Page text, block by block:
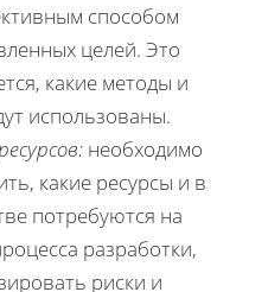
способом
целей. Это
какие методы и
использованы.
необходимо
какие ресурсы и в
потребуются на
разработки,
риски и